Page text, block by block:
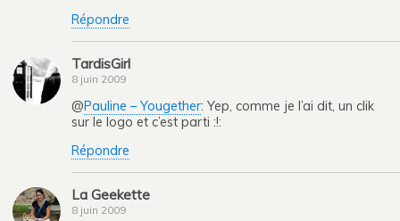
Répondre
TardisGirl
8 juin 2009
@Pauline – Yougether: Yep, comme je l’ai dit, un clik
sur le logo et c’est parti :!:
Répondre
La Geekette
8 juin 2009